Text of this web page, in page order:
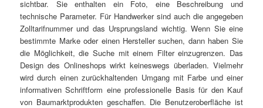
sichtbar. Sie enthalten ein Foto, eine Beschreibung und
technische Parameter. Für Handwerker sind auch die angegeben
Zolltarifnummer und das Ursprungsland wichtig. Wenn Sie eine
bestimmte Marke oder einen Hersteller suchen, dann haben Sie
die Möglichkeit, die Suche mit einem Filter einzugrenzen. Das
Design des Onlineshops wirkt keineswegs überladen. Vielmehr
wird durch einen zurückhaltenden Umgang mit Farbe und einer
informativen Schriftform eine professionelle Basis für den Kauf
von Baumarktprodukten geschaffen. Die Benutzeroberfläche ist